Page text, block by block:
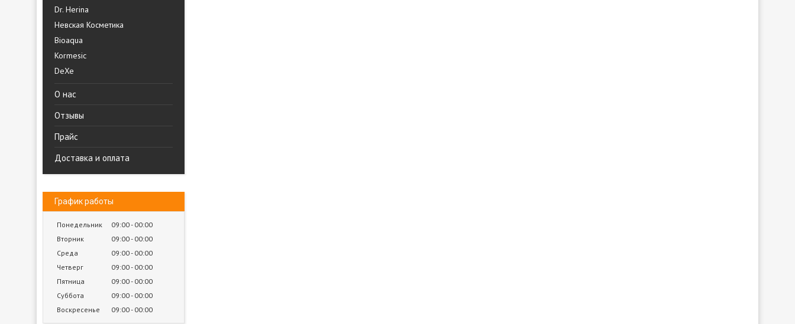
Dr. Herina
Невская Косметика
Bioaqua
Kormesic
DeXe
О нас
Отзывы
Прайс
Доставка и оплата
График работы
Понедельник 09:00 00:00
Вторник
09:00 00:00
Среда
09:00 00:00
Четверг
09:00 00:00
Пятница
09:00 00:00
Суббота
09:00 00:00
Воскресенье
09:00 00:00